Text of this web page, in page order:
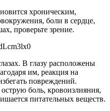
хроническим,
боли в сердце,
проверьте зрение.
В глазу расположены
им, реакция на
повреждений.
боль, кровоизлияния,
питательных веществ.